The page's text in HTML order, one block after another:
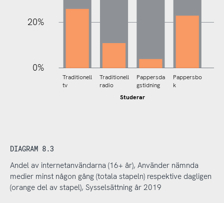
0%
20%
Studerar
Traditionell
tv
Traditionell
radio
Pappersda
gstidning
Pappersbo
k
DIAGRAM 8.3
Andel av internetanvändarna (16+ år), Använder nämnda
medier minst någon gång (totala stapeln) respektive dagligen
(orange del av stapel), Sysselsättning år 2019